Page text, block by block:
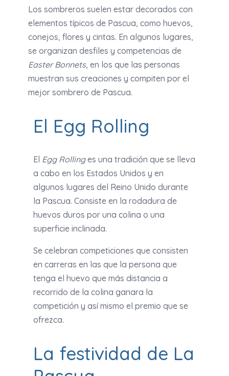
Los sombreros suelen estar decorados con
elementos típicos de Pascua, como huevos,
conejos, flores y cintas. En algunos lugares,
se organizan desfiles y competencias de
Easter Bonnets, en los que las personas
muestran sus creaciones y compiten por el
mejor sombrero de Pascua.
El Egg Rolling
El Egg Rollinges una tradición que se lleva
a cabo en los Estados Unidos y en
algunos lugares del Reino Unido durante
la Pascua. Consiste en la rodadura de
huevos duros por una colina o una
superficie inclinada.
Se celebran competiciones que consisten
en carreras en las que la persona que
tenga el huevo que más distancia a
recorrido de la colina ganara la
competición y así mismo el premio que se
ofrezca.
La festividad de La